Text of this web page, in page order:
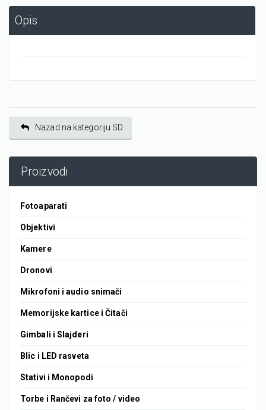
Opis
Nazad na kategoriju SD
Proizvodi
Fotoaparati
Objektivi
Kamere
Dronovi
Mikrofoni i audio snimači
Memorijske kartice i Čitači
Gimbali i Slajderi
Blic i LED rasveta
Stativi i Monopodi
Torbe i Rančevi za foto / video